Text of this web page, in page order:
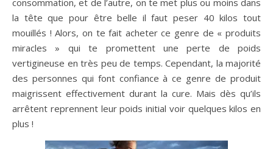
consommation, et de l’autre, on te met plus ou moins dans
la tête que pour être belle il faut peser 40 kilos tout
mouillés ! Alors, on te fait acheter ce genre de « produits
miracles » qui te promettent une perte de poids
vertigineuse en très peu de temps. Cependant, la majorité
des personnes qui font confiance à ce genre de produit
maigrissent effectivement durant la cure. Mais dès qu’ils
arrêtent reprennent leur poids initial voir quelques kilos en
plus !